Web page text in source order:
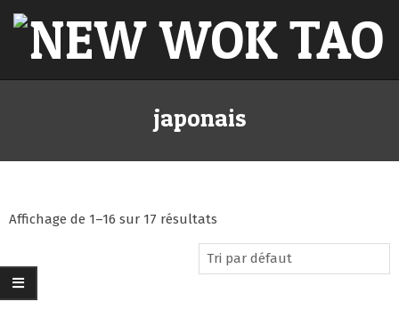
Skip
content
NEW
WOK
TAO
japonais
Affichage de 1–16 sur 17 résultats